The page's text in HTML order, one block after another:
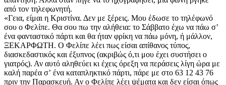
από τον τηλεφωνητή.
«Γεια, είμαι η Κριστίνα. Δεν με ξέρεις. Μου έδωσε το τηλέφωνό
σου ο Φελίπε. Θα σου πω την αλήθεια: το Σάββατο έχω να πάω σʼ
ένα φανταστικό πάρτι και θα ήταν φρίκη να πάω μόνη, ή μάλλον,
ΞΕΚΑΡΦΩΤΗ. Ο Φελίπε λέει πως είσαι απίθανος τύπος,
διασκεδαστικός και έξυπνος (ακριβώς ό,τι μου έχει συστήσει ο
γιατρός). Αν αυτό αληθεύει κι έχεις όρεξη να περάσεις λίγη ώρα με
καλή παρέα σʼ ένα καταπληκτικό πάρτι, πάρε με στο 63 12 43 76
πριν την Παρασκευή. Αν ο Φελίπε λέει ψέματα και δεν είσαι όπως